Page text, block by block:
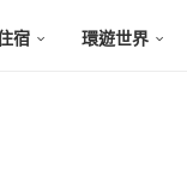
宿 環遊世界